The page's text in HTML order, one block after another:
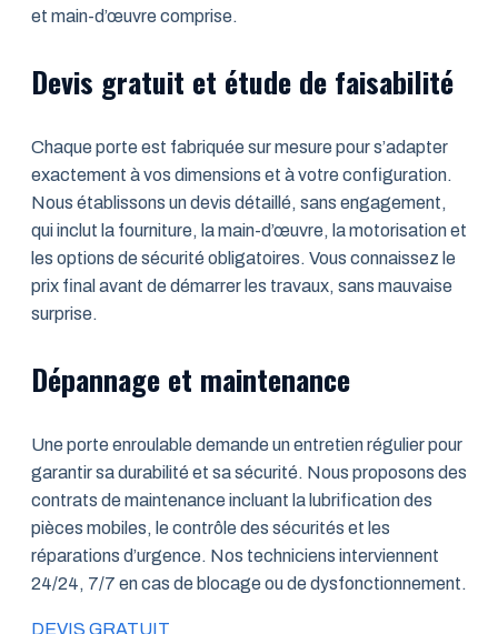
et main-d’œuvre comprise.
Devis gratuit et étude de faisabilité
Chaque porte est fabriquée sur mesure pour s’adapter
exactement à vos dimensions et à votre configuration.
Nous établissons un devis détaillé, sans engagement,
qui inclut la fourniture, la main-d’œuvre, la motorisation et
les options de sécurité obligatoires. Vous connaissez le
prix final avant de démarrer les travaux, sans mauvaise
surprise.
Dépannage et maintenance
Une porte enroulable demande un entretien régulier pour
garantir sa durabilité et sa sécurité. Nous proposons des
contrats de maintenance incluant la lubrification des
pièces mobiles, le contrôle des sécurités et les
réparations d’urgence. Nos techniciens interviennent
24/24, 7/7 en cas de blocage ou de dysfonctionnement.
DEVIS GRATUIT